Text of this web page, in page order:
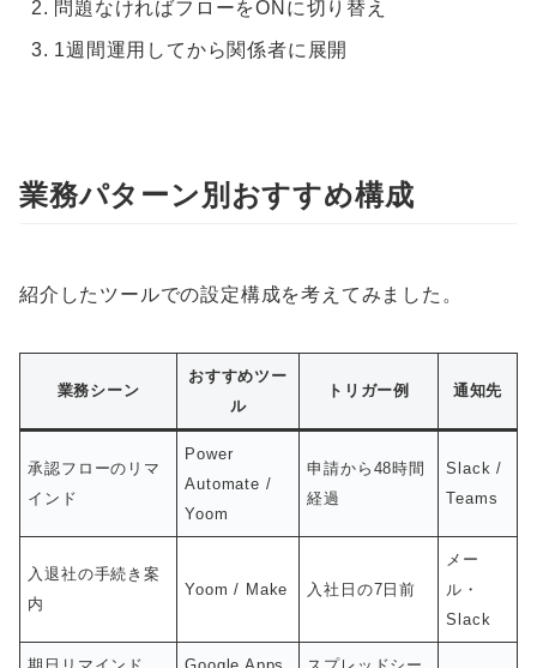
問題なければフローをONに切り替え
1週間運用してから関係者に展開
業務パターン別おすすめ構成
紹介したツールでの設定構成を考えてみました。
業務シーン
おすすめツー
ル
トリガー例 通知先
承認フローのリマ
インド
Power
Automate /
Yoom
申請から48時間
経過
Slack /
Teams
入退社の手続き案
内
Yoom / Make 入社日の7日前
メー
ル・
Slack